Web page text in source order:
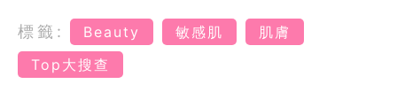
標籤: Beauty 敏感肌
肌膚
Top大搜查